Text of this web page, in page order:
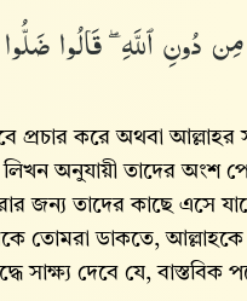
دُونِ ٱللَّهِ ۖ قَالُوا۟
প্রচার করে অথবা
অনুযায়ী তাদের অংশ
জন্য তাদের কাছে এসে
তোমরা ডাকতে,
সাক্ষ্য দেবে যে, বাস্তবিক